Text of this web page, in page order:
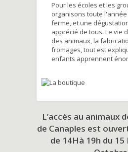
Pour les écoles et les
organisons toute
ferme, et une
apprécié de tous. Le vie
des animaux, la
fromages, tout est
enfants apprennent
L’accès au animaux
de Canaples est
de 14Hà 19h du 15